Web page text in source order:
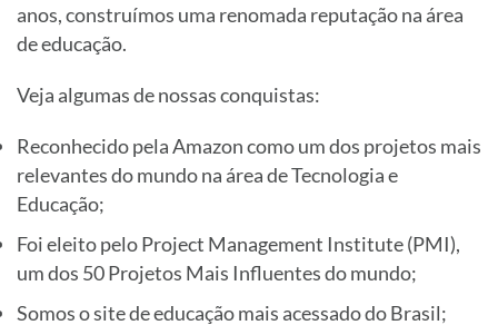
anos, construímos uma renomada reputação na área
de educação.
Veja algumas de nossas conquistas:
Reconhecido pela Amazon como um dos projetos mais
relevantes do mundo na área de Tecnologia e
Educação;
Foi eleito pelo Project Management Institute (PMI),
um dos 50 Projetos Mais Influentes do mundo;
Somos o site de educação mais acessado do Brasil;